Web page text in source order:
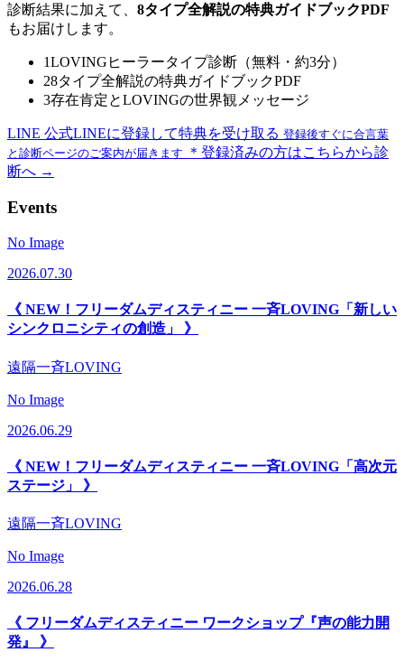
診断結果に加えて、 8タイプ全解説の特典ガイドブックPDF
もお届けします。
1LOVINGヒーラータイプ診断（無料・約3分）
28タイプ全解説の特典ガイドブックPDF
3存在肯定とLOVINGの世界観メッセージ
LINE 公式LINEに登録して特典を受け取る 登録後すぐに合言葉
と診断ページのご案内が届きます
＊登録済みの方はこちらから診
断へ →
Events
No Image
2026.07.30
《 NEW！フリーダムディスティニー 一斉LOVING「新しい
シンクロニシティの創造」 》
遠隔一斉LOVING
No Image
2026.06.29
《 NEW！フリーダムディスティニー 一斉LOVING「高次元
ステージ」 》
遠隔一斉LOVING
No Image
2026.06.28
《 フリーダムディスティニー ワークショップ『声の能力開
発』 》